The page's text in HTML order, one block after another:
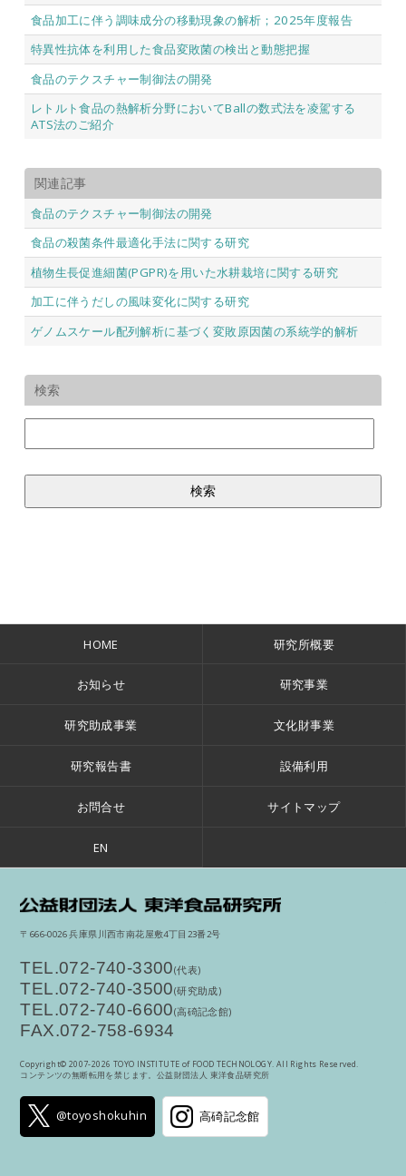
食品加工に伴う調味成分の移動現象の解析；2025年度報告
特異性抗体を利用した食品変敗菌の検出と動態把握
食品のテクスチャー制御法の開発
レトルト食品の熱解析分野においてBallの数式法を凌駕する
ATS法のご紹介
関連記事
食品のテクスチャー制御法の開発
食品の殺菌条件最適化手法に関する研究
植物生長促進細菌(PGPR)を用いた水耕栽培に関する研究
加工に伴うだしの風味変化に関する研究
ゲノムスケール配列解析に基づく変敗原因菌の系統学的解析
検索
HOME 研究所概要
お知らせ 研究事業
研究助成事業 文化財事業
研究報告書 設備利用
お問合せ サイトマップ
EN
〒666-0026 兵庫県川西市南花屋敷4丁目23番2号
TEL.072-740-3300(代表)
TEL.072-740-3500(研究助成)
TEL.072-740-6600(高碕記念館)
FAX.072-758-6934
Copyright© 2007-2026 TOYO INSTITUTE of FOOD TECHNOLOGY. All Rights Reserved.
コンテンツの無断転用を禁じます。公益財団法人 東洋食品研究所
@toyoshokuhin 高碕記念館